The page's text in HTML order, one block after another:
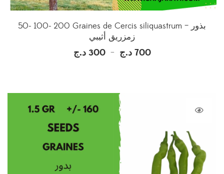
50- 100- 200 Graines de Cercis siliquastrum – بذور
زمزريق أثيبي
300 د.ج – 700 د.ج
Plage